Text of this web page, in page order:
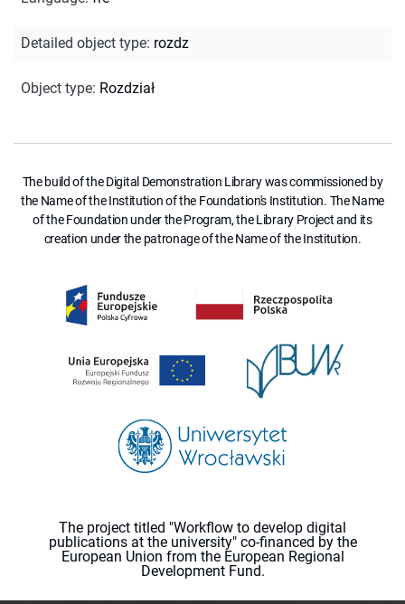
Detailed object type: rozdz
Object type: Rozdział
The build of the Digital Demonstration Library was commissioned by
the Name of the Institution of the Foundation's Institution. The Name
of the Foundation under the Program, the Library Project and its
creation under the patronage of the Name of the Institution.
The project titled "Workflow to develop digital
publications at the university" co-financed by the
European Union from the European Regional
Development Fund.